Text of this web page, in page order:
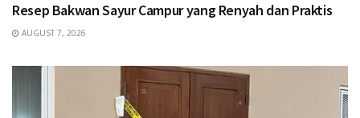
Resep Bakwan Sayur Campur yang Renyah dan Praktis
AUGUST 7, 2026